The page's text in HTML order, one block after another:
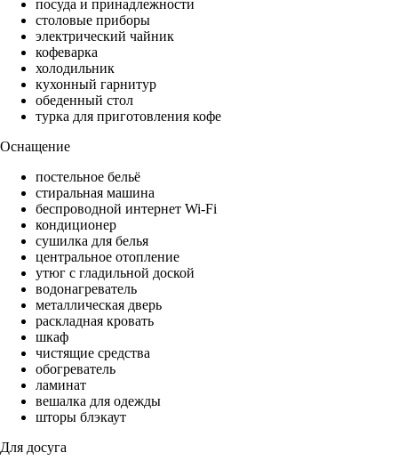
посуда и принадлежности
столовые приборы
электрический чайник
кофеварка
холодильник
кухонный гарнитур
обеденный стол
турка для приготовления кофе
Оснащение
постельное бельё
стиральная машина
беспроводной интернет Wi-Fi
кондиционер
сушилка для белья
центральное отопление
утюг с гладильной доской
водонагреватель
металлическая дверь
раскладная кровать
шкаф
чистящие средства
обогреватель
ламинат
вешалка для одежды
шторы блэкаут
Для досуга